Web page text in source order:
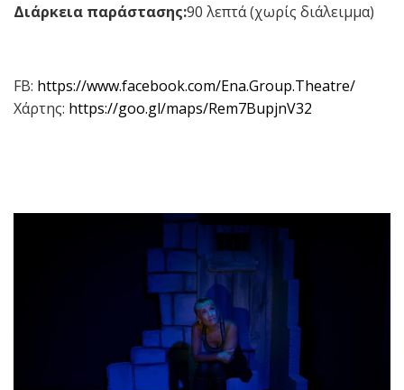
Διάρκεια παράστασης:90 λεπτά (χωρίς διάλειμμα)
FB: https://www.facebook.com/Ena.Group.Theatre/
Χάρτης: https://goo.gl/maps/Rem7BupjnV32